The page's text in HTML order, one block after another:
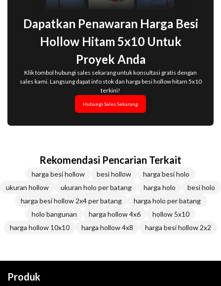
Dapatkan Penawaran Harga Besi
Hollow Hitam 5x10 Untuk
Proyek Anda
Klik tombol hubungi sales sekarang untuk konsultasi gratis dengan
sales kami. Langsung dapat info stok dan harga besi hollow hitam 5x10
terkini!
Hubungi Sales Sekarang
Rekomendasi Pencarian Terkait
harga besi hollow besi hollow
harga besi holo
ukuran hollow
ukuran holo per batang harga holo
besi holo
harga besi hollow 2x4 per batang
harga holo per batang
holo bangunan
harga hollow 4x6
hollow 5x10
harga hollow 10x10
harga hollow 4x8 harga besi hollow 2x2
Produk